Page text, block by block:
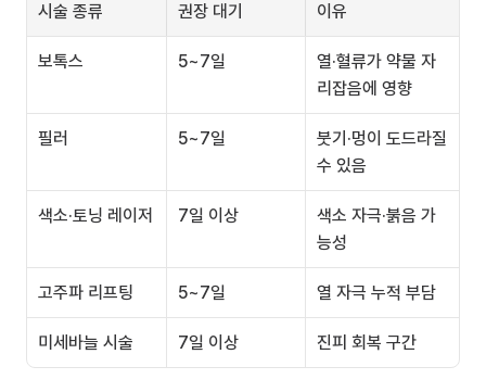
시술 종류 권장 대기 이유
보톡스 5~7일
열·혈류가 약물 자
리잡음에 영향
필러 5~7일
붓기·멍이 도드라질
수 있음
색소·토닝 레이저 7일 이상
색소 자극·붉음 가
능성
고주파 리프팅 5~7일 열 자극 누적 부담
미세바늘 시술 7일 이상 진피 회복 구간